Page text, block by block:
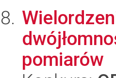
pomiarów